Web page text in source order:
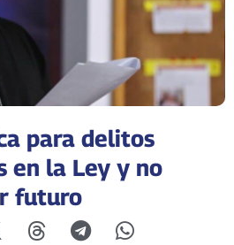
para delitos
en la Ley y no
futuro